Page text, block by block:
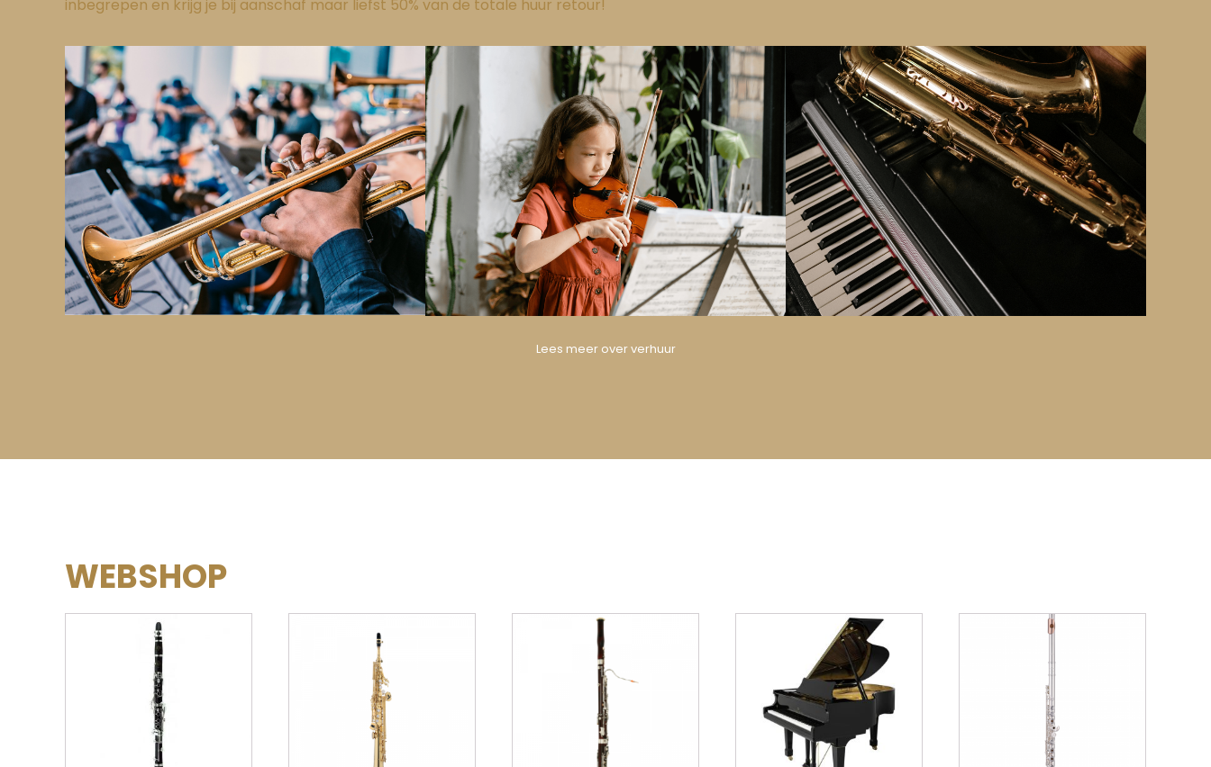
inbegrepen en krijg je bij aanschaf maar liefst 50% van de totale huur retour!
Lees meer over verhuur
WEBSHOP